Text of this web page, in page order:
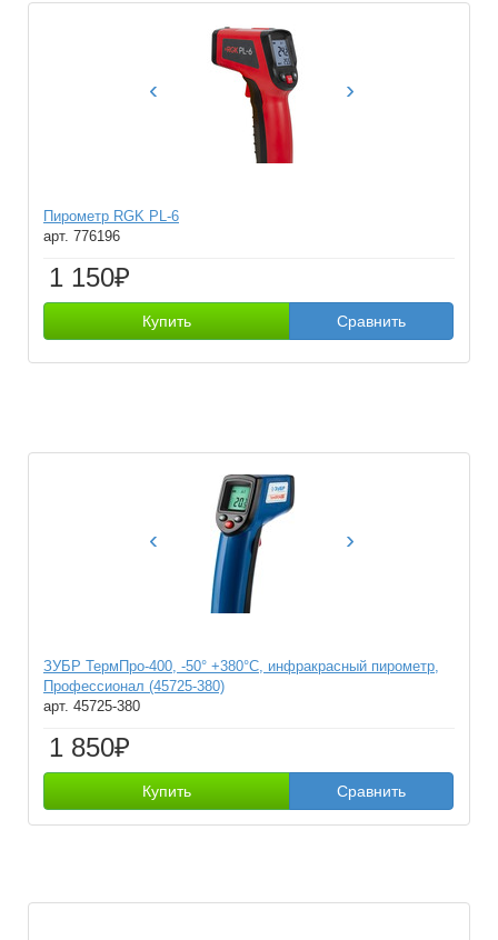
‹ ›
Пирометр RGK PL-6
арт. 776196
1 150₽
Купить Сравнить
‹ ›
ЗУБР ТермПро-400, -50° +380°С, инфракрасный пирометр,
Профессионал (45725-380)
арт. 45725-380
1 850₽
Купить Сравнить